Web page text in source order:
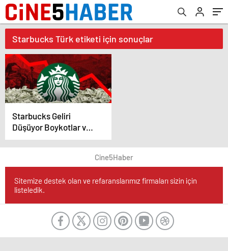
Starbucks Türk etiketi için sonuçlar
Starbucks Geliri
Düşüyor Boykotlar ve
Ekonomik Zorluklar
Etkili
Cine5Haber
Sitemize destek olan ve refaranslarımız firmaları sizin için
listeledik.